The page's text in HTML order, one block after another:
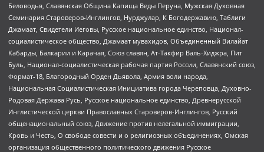
Беловодья, Славянская Община Капища Веды Перуна, Мужская Духовная
Семинария Староверов-Инглингов, Нурджулар, К Богодержавию, Таблиги
Джамаат, Свидетели Иеговы, Русское национальное единство, Национал-
социалистическое общество, Джамаат мувахидов, Объединенный Вилайат
Кабарды, Балкарии и Карачая, Союз славян, Ат-Такфир Валь-Хиджра, Пит
Буль, Национал-социалистическая рабочая партия России, Славянский союз,
Формат-18, Благородный Орден Дьявола, Армия воли народа,
Национальная Социалистическая Инициатива города Череповца, Духовно-
Родовая Держава Русь, Русское национальное единство, Древнерусской
Инглистической церкви Православных Староверов-Инглингов, Русский
общенациональный союз, Движение против нелегальной иммиграции,
Кровь и Честь, О свободе совести и о религиозных объединениях, Омская
организация общественного политического движения Русское